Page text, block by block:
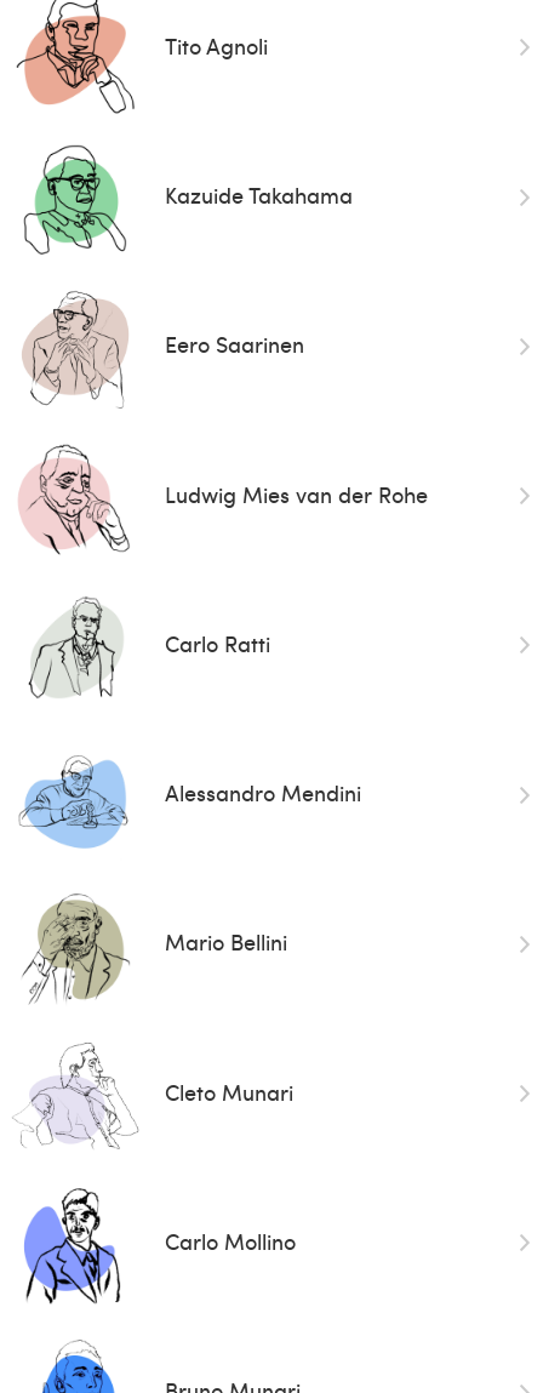
Tito Agnoli
Kazuide Takahama
Eero Saarinen
Ludwig Mies van der Rohe
Carlo Ratti
Alessandro Mendini
Mario Bellini
Cleto Munari
Carlo Mollino